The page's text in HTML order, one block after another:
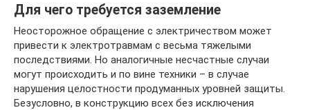
Для чего требуется заземление
Неосторожное обращение с электричеством может
привести к электротравмам с весьма тяжелыми
последствиями. Но аналогичные несчастные случаи
могут происходить и по вине техники – в случае
нарушения целостности продуманных уровней защиты.
Безусловно, в конструкцию всех без исключения